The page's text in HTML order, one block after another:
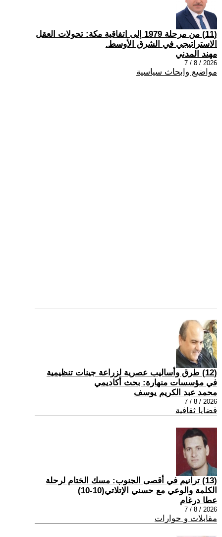
(11) من مرحلة 1979 إلى اتفاقية مكة: تحولات العقل
الاستراتيجي في الشرق الأوسط.
مهند المدني
2026 / 8 / 7
مواضيع وابحاث سياسية
(12) طرق وأساليب عصرية لزراعة جينات تنظيمية
في مؤسسات منهارة: بحث أكاديمي
محمد عبد الكريم يوسف
2026 / 8 / 7
قضايا ثقافية
(13) ترانيم في أقصى الجنوب: مسك الختام لرحلة
الكلمة والوعي مع حسني الإتلاتي(10-10)
عطا درغام
2026 / 8 / 7
مقابلات و حوارات